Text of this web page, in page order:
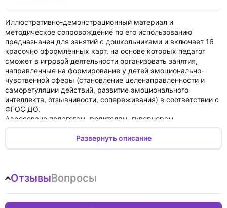
Иллюстративно-демонстрационный материал и
методическое сопровождение по его использованию
предназначен для занятий с дошкольниками и включает 16
красочно оформленных карт, на основе которых педагог
сможет в игровой деятельности организовать занятия,
направленные на формирование у детей эмоционально-
чувственной сферы (становление целенаправленности и
саморегуляции действий, развитие эмоционального
интеллекта, отзывчивости, сопереживания) в соответствии с
ФГОС ДО.
Адресовано педагогам, родителям, гувернерам,
специалистам дошкольной педагогики, родителям.
Развернуть описание
ОтзывыВопросы